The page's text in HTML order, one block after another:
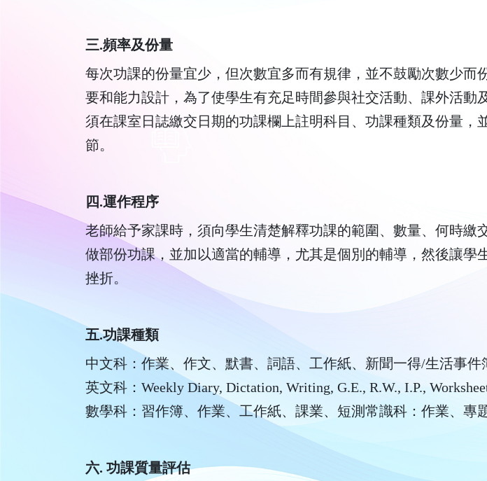
三.頻率及份量
每次功課的份量宜少，但次數宜多而有規律，並不鼓勵次數少
要和能力設計，為了使學生有充足時間參與社交活動、課外活動
須在課室日誌繳交日期的功課欄上註明科目、功課種類及份量
節。
四.運作程序
老師給予家課時，須向學生清楚解釋功課的範圍、數量、何時
做部份功課，並加以適當的輔導，尤其是個別的輔導，然後讓
挫折。
五.功課種類
中文科：作業、作文、默書、詞語、工作紙、新聞一得/生活事件
英文科：Weekly Diary, Dictation, Writing, G.E., R.W., I.P.,
數學科：習作簿、作業、工作紙、課業、短測常識科：作業、專
六. 功課質量評估